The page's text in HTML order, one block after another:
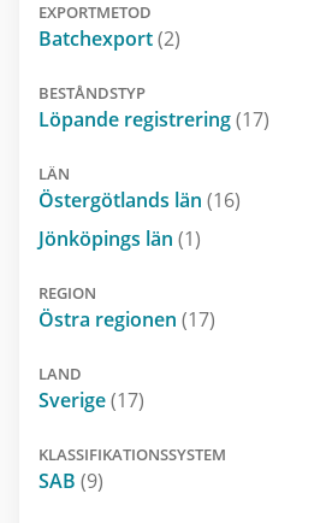
EXPORTMETOD
Batchexport(2)
BESTÅNDSTYP
Löpande registrering(17)
LÄN
Östergötlands län (16)
Jönköpings län (1)
REGION
Östra regionen (17)
LAND
Sverige(17)
KLASSIFIKATIONSSYSTEM
SAB (9)